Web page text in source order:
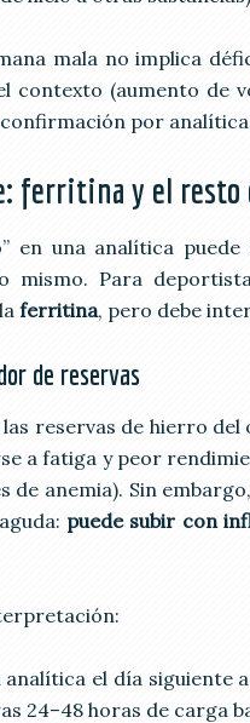
mala no implica
contexto (aumento de
por
ferritina y el resto
en una analítica
mismo. Para
ferritina, pero debe
de reservas
reservas de hierro
a fatiga y peor
de anemia). Sin
puede subir con
analítica el día siguiente
24–48 horas de carga